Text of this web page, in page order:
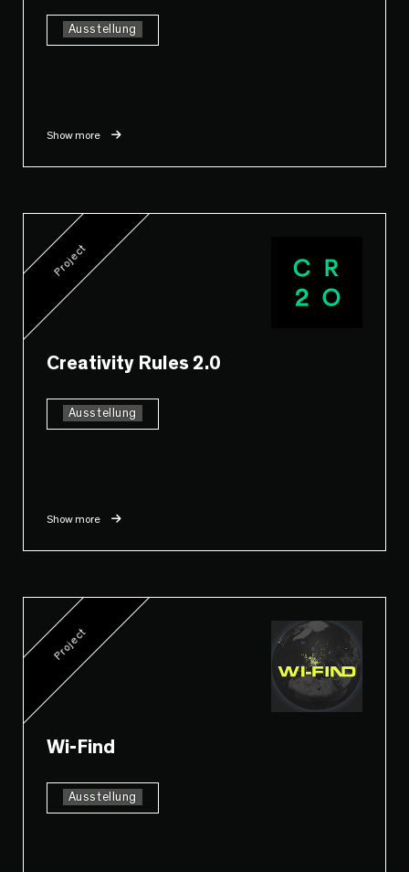
Ausstellung
Show more
Project
Creativity Rules 2.0
Ausstellung
Show more
Project
Wi-Find
Ausstellung